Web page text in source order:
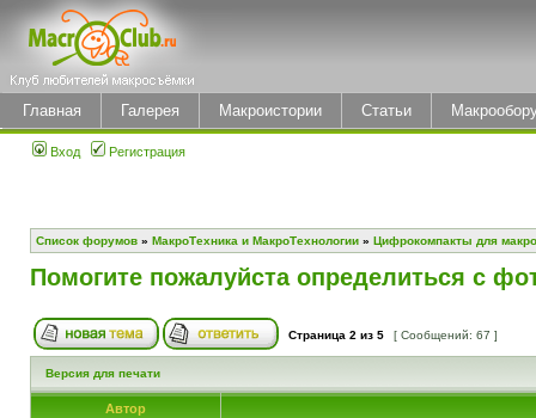
Главная Галерея Макроистории Статьи
Вход Регистрация
Список форумов » МакроТехника и МакроТехнологии » Цифрокомпакты для
Помогите пожалуйста определиться с
Страница 2 из 5 [ Сообщений: 67 ]
Версия для печати
Автор